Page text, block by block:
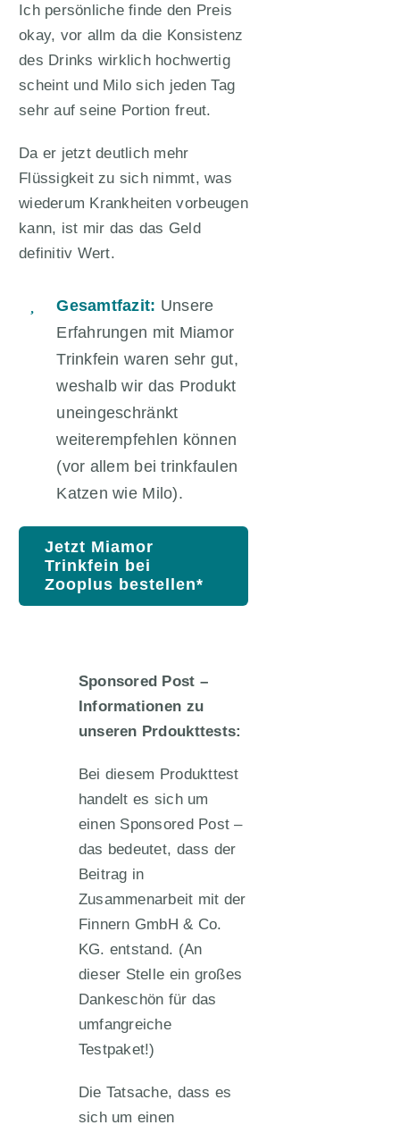
Ich persönliche finde den Preis
okay, vor allm da die Konsistenz
des Drinks wirklich hochwertig
scheint und Milo sich jeden Tag
sehr auf seine Portion freut.
Da er jetzt deutlich mehr
Flüssigkeit zu sich nimmt, was
wiederum Krankheiten vorbeugen
kann, ist mir das das Geld
definitiv Wert.
Gesamtfazit: Unsere
Erfahrungen mit Miamor
Trinkfein waren sehr gut,
weshalb wir das Produkt
uneingeschränkt
weiterempfehlen können
(vor allem bei trinkfaulen
Katzen wie Milo).
Jetzt Miamor
Trinkfein bei
Zooplus bestellen*
Sponsored Post –
Informationen zu
unseren Prdoukttests:
Bei diesem Produkttest
handelt es sich um
einen Sponsored Post –
das bedeutet, dass der
Beitrag in
Zusammenarbeit mit der
Finnern GmbH & Co.
KG. entstand. (An
dieser Stelle ein großes
Dankeschön für das
umfangreiche
Testpaket!)
Die Tatsache, dass es
sich um einen